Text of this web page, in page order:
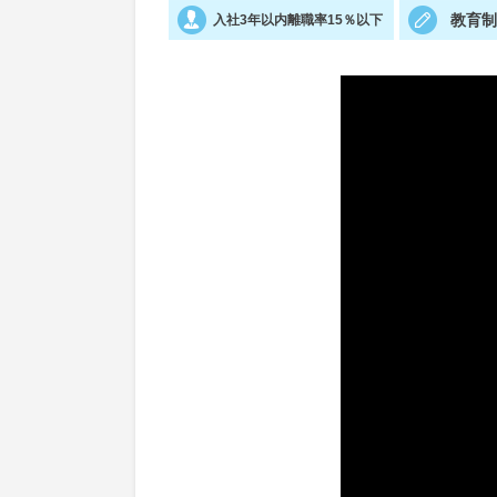
入社3年以内離職率15％以下 教育